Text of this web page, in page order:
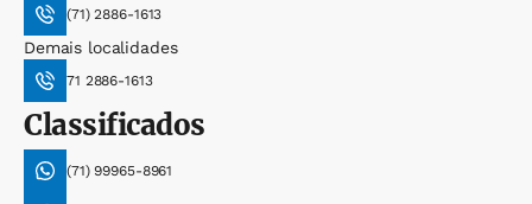
(71) 2886-1613
Demais localidades
71 2886-1613
Classificados
(71) 99965-8961